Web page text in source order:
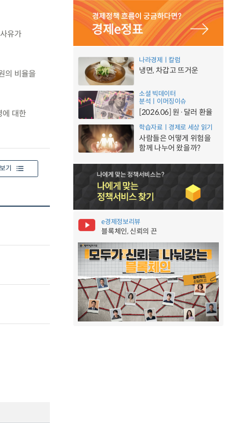
유가
의 비율을
에 대한
기
나라경제ㅣ칼럼
냉면, 차갑고 뜨거운
소셜 빅데이터
분석ㅣ이머징이슈
[2026.06] 원·달러 환율
학습자료ㅣ경제로 세상 읽기
사람들은 어떻게 위험을
함께 나누어 왔을까?
e경제정보리뷰
블록체인, 신뢰의 끈